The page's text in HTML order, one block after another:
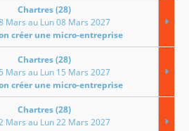
Chartres (28)
Mars au Lun 08 Mars 2027
créer une micro-entreprise
Chartres (28)
Mars au Lun 15 Mars 2027
créer une micro-entreprise
Chartres (28)
Mars au Lun 22 Mars 2027